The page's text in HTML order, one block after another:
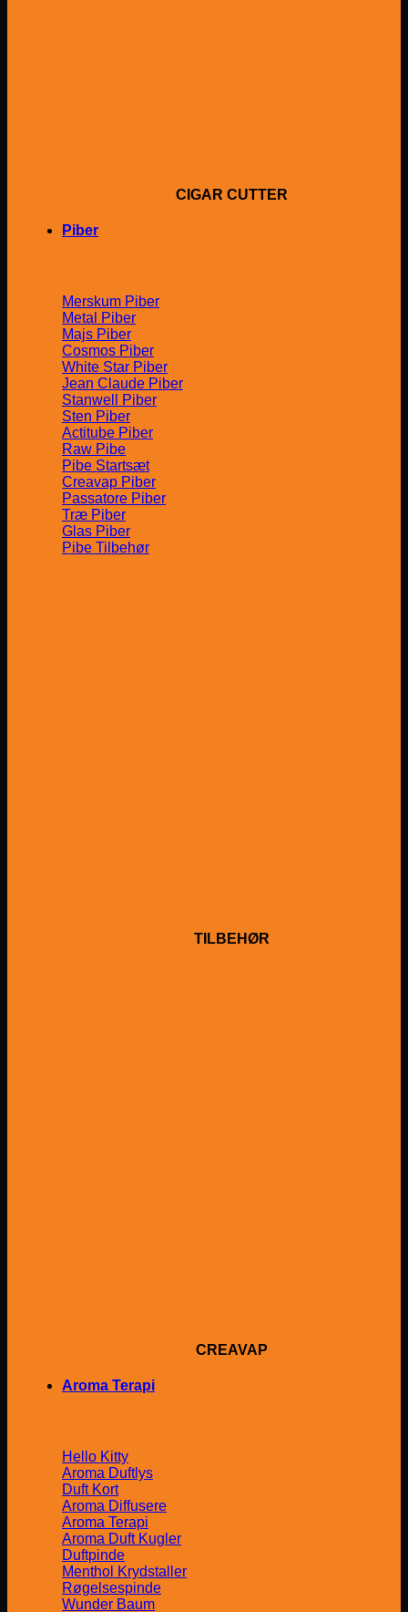
CIGAR CUTTER
Piber
Merskum Piber
Metal Piber
Majs Piber
Cosmos Piber
White Star Piber
Jean Claude Piber
Stanwell Piber
Sten Piber
Actitube Piber
Raw Pibe
Pibe Startsæt
Creavap Piber
Passatore Piber
Træ Piber
Glas Piber
Pibe Tilbehør
TILBEHØR
CREAVAP
Aroma Terapi
Hello Kitty
Aroma Duftlys
Duft Kort
Aroma Diffusere
Aroma Terapi
Aroma Duft Kugler
Duftpinde
Menthol Krydstaller
Røgelsespinde
Wunder Baum